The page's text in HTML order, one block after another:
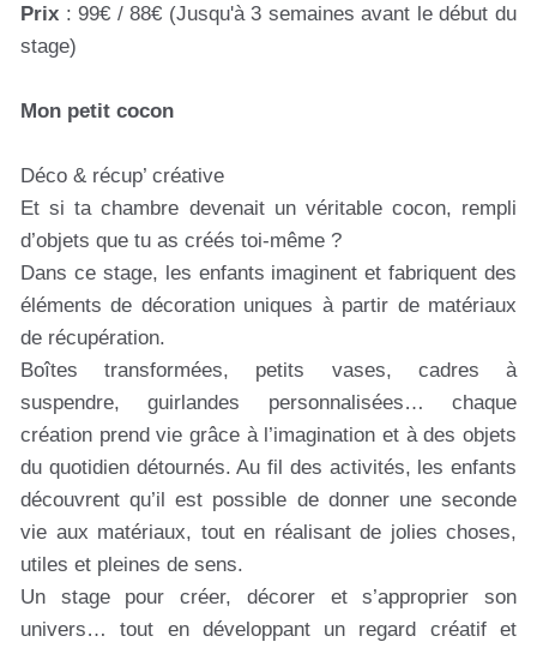
Prix : 99€ / 88€ (Jusqu'à 3 semaines avant le début du
stage)
Mon petit cocon
Déco & récup’ créative
Et si ta chambre devenait un véritable cocon, rempli
d’objets que tu as créés toi-même ?
Dans ce stage, les enfants imaginent et fabriquent des
éléments de décoration uniques à partir de matériaux
de récupération.
Boîtes transformées, petits vases, cadres à
suspendre, guirlandes personnalisées… chaque
création prend vie grâce à l’imagination et à des objets
du quotidien détournés. Au fil des activités, les enfants
découvrent qu’il est possible de donner une seconde
vie aux matériaux, tout en réalisant de jolies choses,
utiles et pleines de sens.
Un stage pour créer, décorer et s’approprier son
univers… tout en développant un regard créatif et